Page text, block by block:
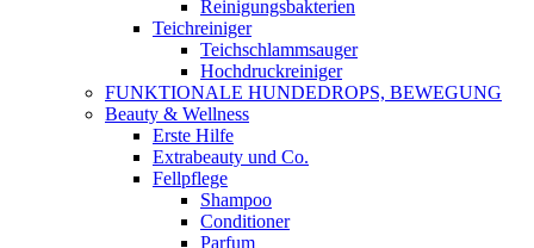
Reinigungsbakterien
Teichreiniger
Teichschlammsauger
Hochdruckreiniger
FUNKTIONALE HUNDEDROPS, BEWEGUNG
Beauty & Wellness
Erste Hilfe
Extrabeauty und Co.
Fellpflege
Shampoo
Conditioner
Parfum